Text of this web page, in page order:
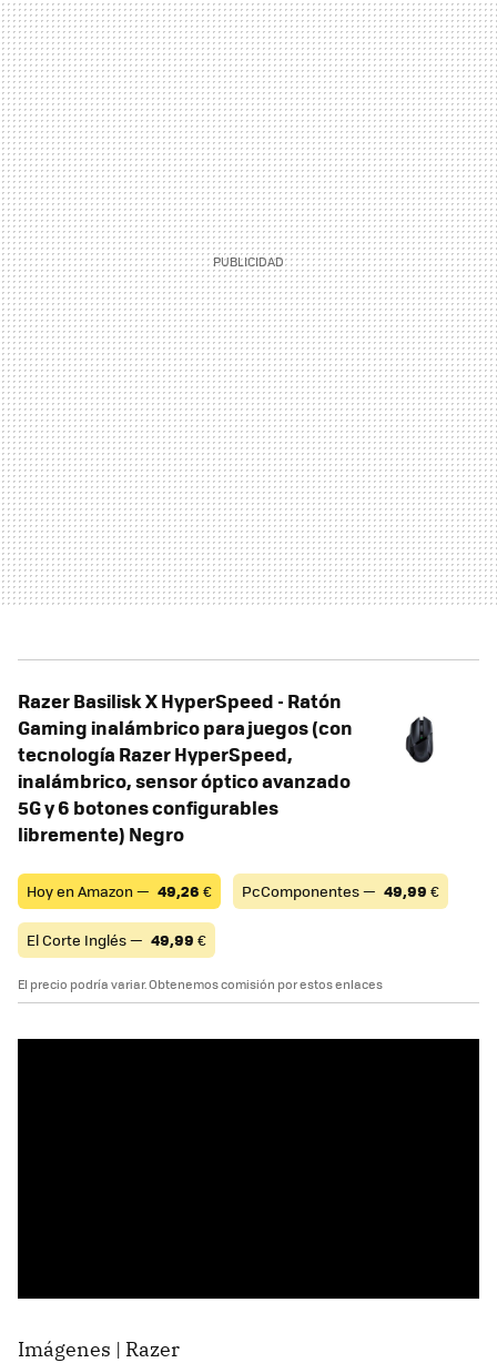
Razer Basilisk X HyperSpeed ​​- Ratón
Gaming inalámbrico para juegos (con
tecnología Razer HyperSpeed,
inalámbrico, sensor óptico avanzado
5G y 6 botones configurables
libremente) Negro
Hoy en Amazon — 49,26 € PcComponentes — 49,99 €
El Corte Inglés — 49,99 €
El precio podría variar. Obtenemos comisión por estos enlaces
Imágenes | Razer